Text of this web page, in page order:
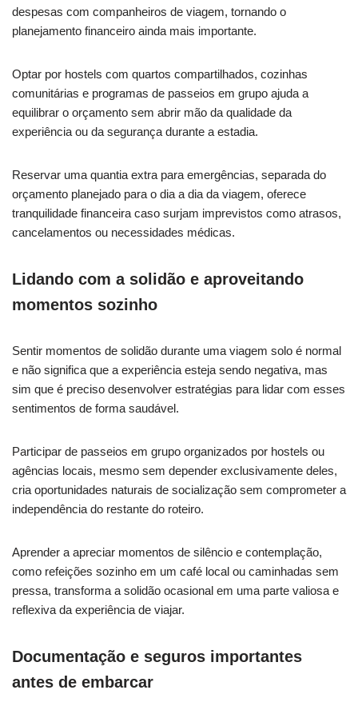
despesas com companheiros de viagem, tornando o
planejamento financeiro ainda mais importante.
Optar por hostels com quartos compartilhados, cozinhas
comunitárias e programas de passeios em grupo ajuda a
equilibrar o orçamento sem abrir mão da qualidade da
experiência ou da segurança durante a estadia.
Reservar uma quantia extra para emergências, separada do
orçamento planejado para o dia a dia da viagem, oferece
tranquilidade financeira caso surjam imprevistos como atrasos,
cancelamentos ou necessidades médicas.
Lidando com a solidão e aproveitando
momentos sozinho
Sentir momentos de solidão durante uma viagem solo é normal
e não significa que a experiência esteja sendo negativa, mas
sim que é preciso desenvolver estratégias para lidar com esses
sentimentos de forma saudável.
Participar de passeios em grupo organizados por hostels ou
agências locais, mesmo sem depender exclusivamente deles,
cria oportunidades naturais de socialização sem comprometer a
independência do restante do roteiro.
Aprender a apreciar momentos de silêncio e contemplação,
como refeições sozinho em um café local ou caminhadas sem
pressa, transforma a solidão ocasional em uma parte valiosa e
reflexiva da experiência de viajar.
Documentação e seguros importantes
antes de embarcar